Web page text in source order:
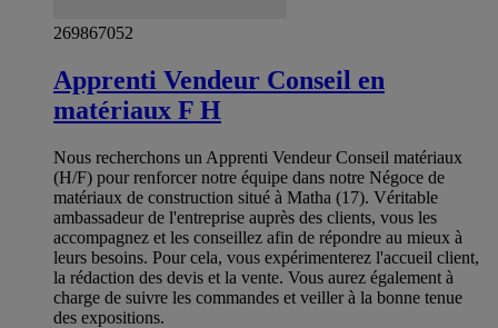
269867052
Apprenti Vendeur Conseil en
matériaux F H
Nous recherchons un Apprenti Vendeur Conseil matériaux
(H/F) pour renforcer notre équipe dans notre Négoce de
matériaux de construction situé à Matha (17). Véritable
ambassadeur de l'entreprise auprès des clients, vous les
accompagnez et les conseillez afin de répondre au mieux à
leurs besoins. Pour cela, vous expérimenterez l'accueil client,
la rédaction des devis et la vente. Vous aurez également à
charge de suivre les commandes et veiller à la bonne tenue
des expositions.